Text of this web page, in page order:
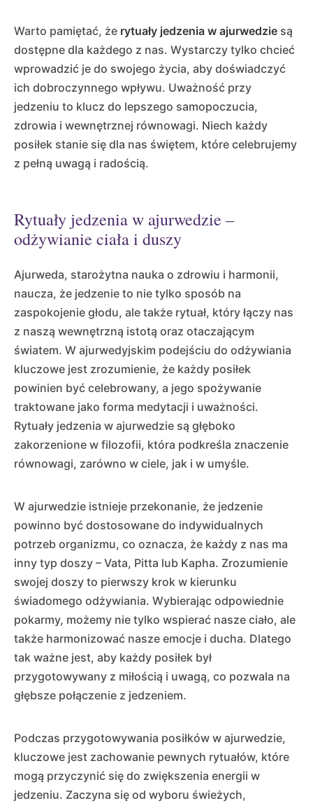
Warto pamiętać, że rytuały jedzenia w ajurwedzie są
dostępne dla każdego z nas. Wystarczy tylko chcieć
wprowadzić je do swojego życia, aby doświadczyć
ich dobroczynnego wpływu. Uważność przy
jedzeniu to klucz do lepszego samopoczucia,
zdrowia i wewnętrznej równowagi. Niech każdy
posiłek stanie się dla nas świętem, które celebrujemy
z pełną uwagą i radością.
Rytuały jedzenia w ajurwedzie –
odżywianie ciała i duszy
Ajurweda, starożytna nauka o zdrowiu i harmonii,
naucza, że jedzenie to nie tylko sposób na
zaspokojenie głodu, ale także rytuał, który łączy nas
z naszą wewnętrzną istotą oraz otaczającym
światem. W ajurwedyjskim podejściu do odżywiania
kluczowe jest zrozumienie, że każdy posiłek
powinien być celebrowany, a jego spożywanie
traktowane jako forma medytacji i uważności.
Rytuały jedzenia w ajurwedzie są głęboko
zakorzenione w filozofii, która podkreśla znaczenie
równowagi, zarówno w ciele, jak i w umyśle.
W ajurwedzie istnieje przekonanie, że jedzenie
powinno być dostosowane do indywidualnych
potrzeb organizmu, co oznacza, że każdy z nas ma
inny typ doszy – Vata, Pitta lub Kapha. Zrozumienie
swojej doszy to pierwszy krok w kierunku
świadomego odżywiania. Wybierając odpowiednie
pokarmy, możemy nie tylko wspierać nasze ciało, ale
także harmonizować nasze emocje i ducha. Dlatego
tak ważne jest, aby każdy posiłek był
przygotowywany z miłością i uwagą, co pozwala na
głębsze połączenie z jedzeniem.
Podczas przygotowywania posiłków w ajurwedzie,
kluczowe jest zachowanie pewnych rytuałów, które
mogą przyczynić się do zwiększenia energii w
jedzeniu. Zaczyna się od wyboru świeżych,